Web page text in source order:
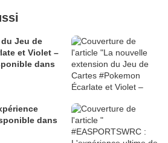
Jeu de
et Violet –
dans
dans